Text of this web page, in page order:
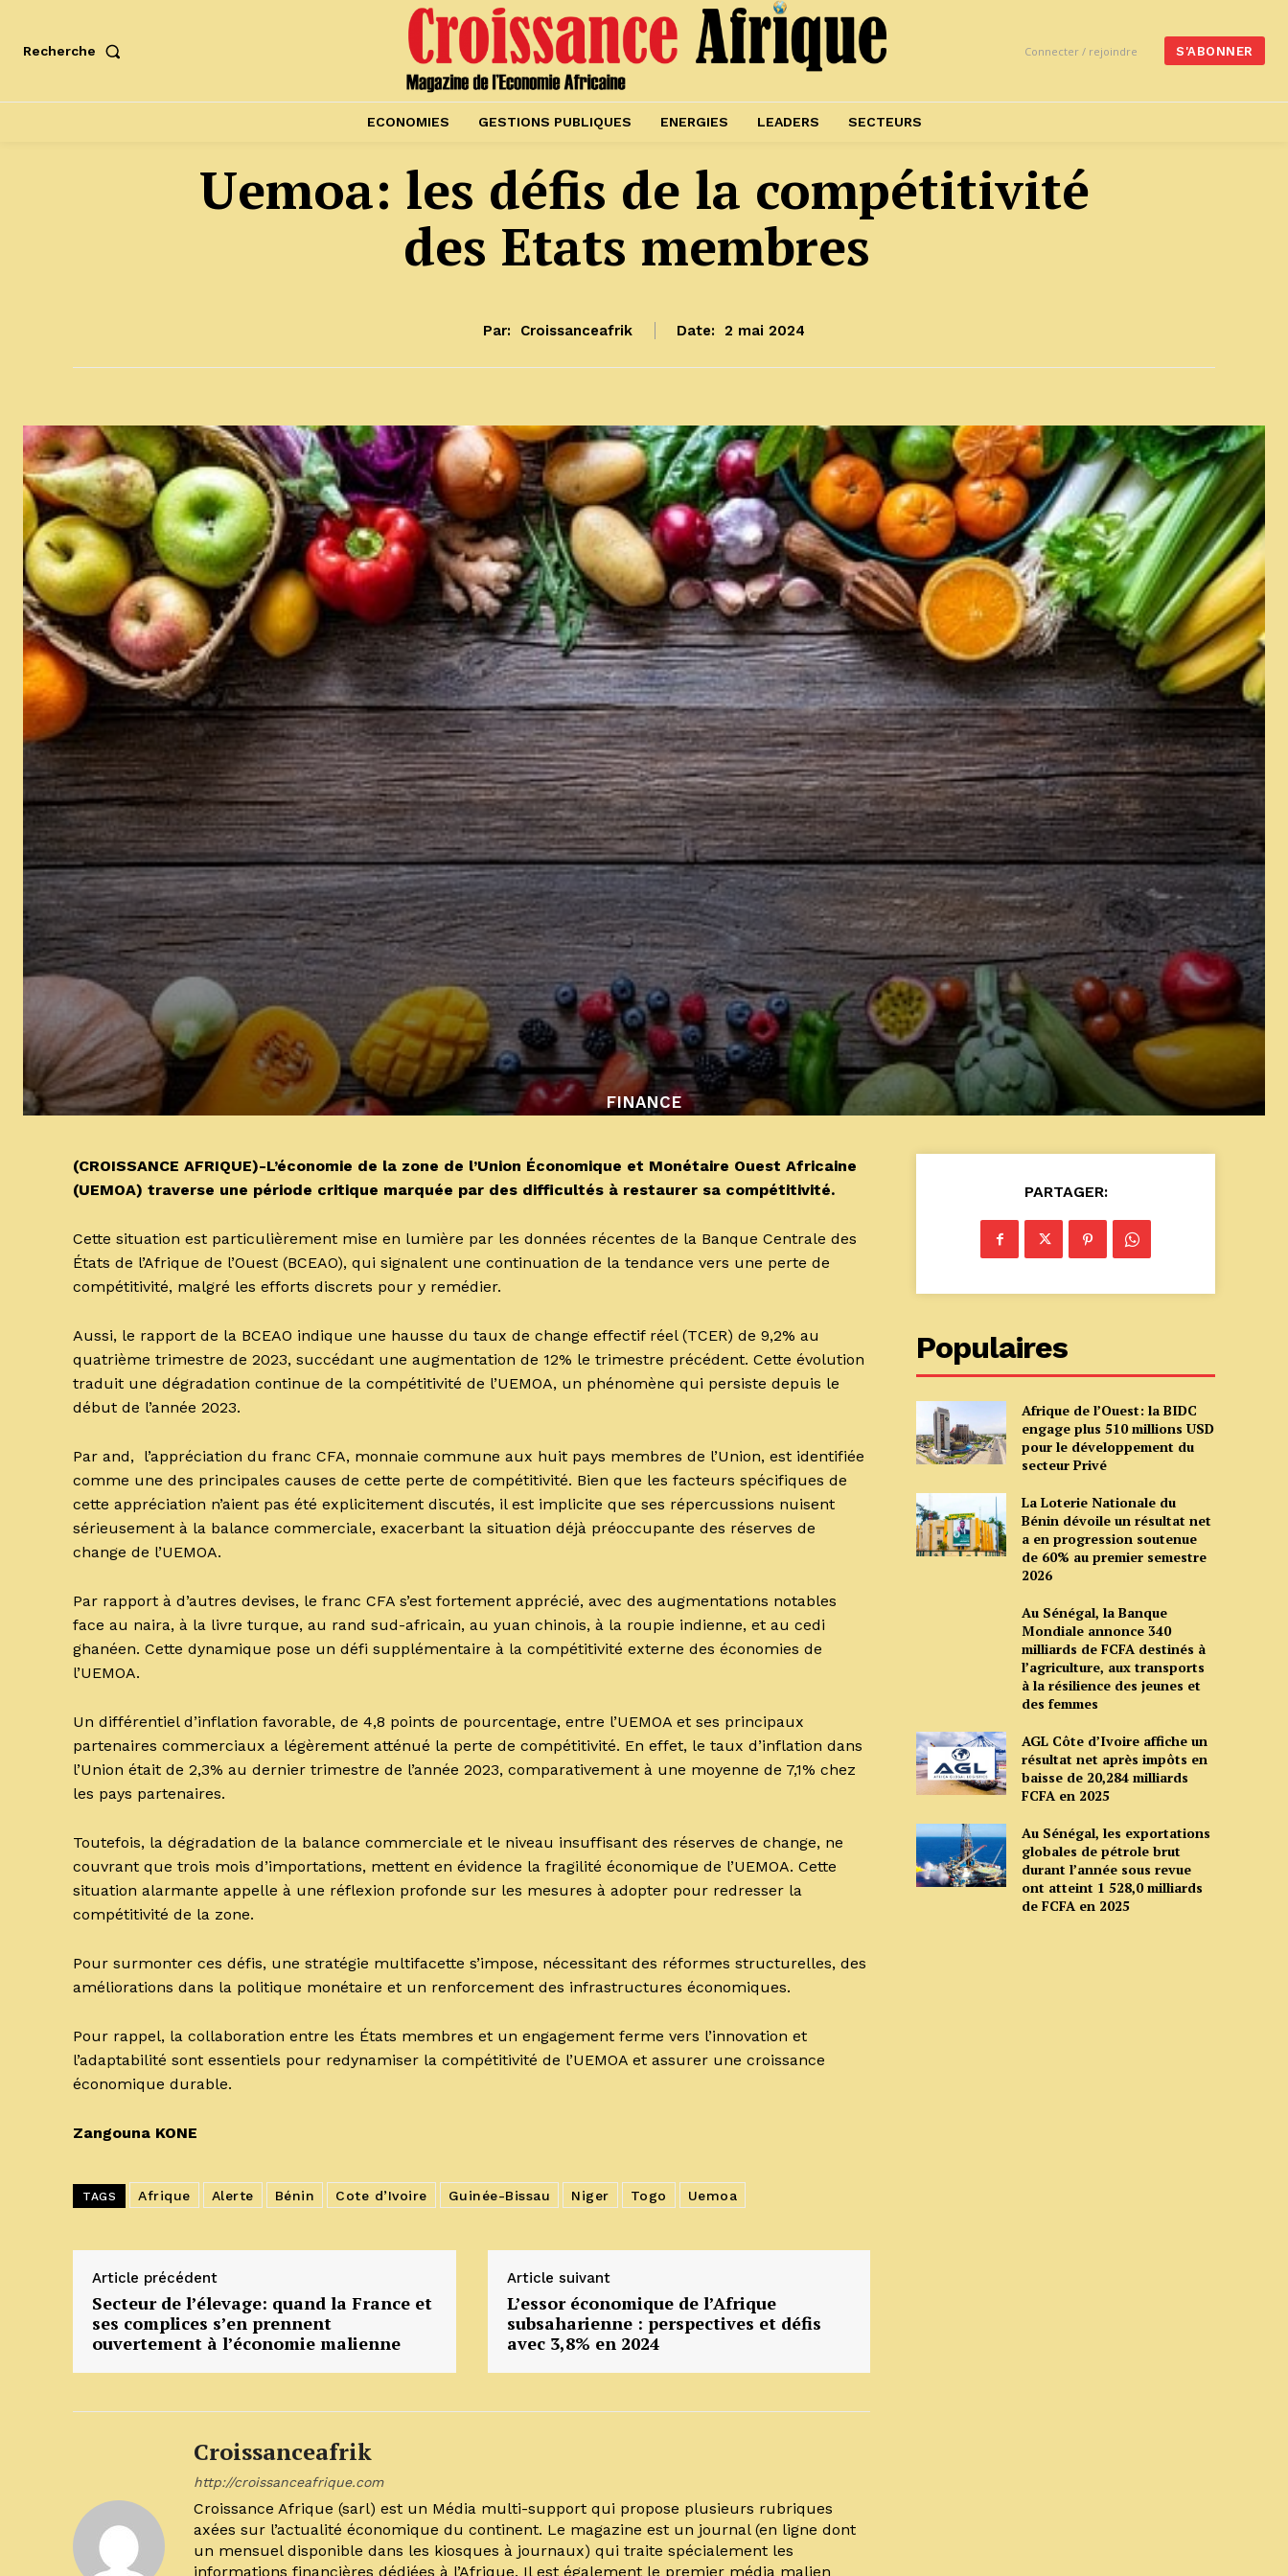
Recherche Connecter / rejoindre S'ABONNER
ECONOMIES GESTIONS PUBLIQUES ENERGIES LEADERS SECTEURS
Uemoa: les défis de la compétitivité
des Etats membres
Par: Croissanceafrik Date: 2 mai 2024
FINANCE
(CROISSANCE AFRIQUE)-L’économie de la zone de l’Union Économique et Monétaire Ouest Africaine
(UEMOA) traverse une période critique marquée par des difficultés à restaurer sa compétitivité.
Cette situation est particulièrement mise en lumière par les données récentes de la Banque Centrale des
États de l’Afrique de l’Ouest (BCEAO), qui signalent une continuation de la tendance vers une perte de
compétitivité, malgré les efforts discrets pour y remédier.
Aussi, le rapport de la BCEAO indique une hausse du taux de change effectif réel (TCER) de 9,2% au
quatrième trimestre de 2023, succédant une augmentation de 12% le trimestre précédent. Cette évolution
traduit une dégradation continue de la compétitivité de l’UEMOA, un phénomène qui persiste depuis le
début de l’année 2023.
Par and, l’appréciation du franc CFA, monnaie commune aux huit pays membres de l’Union, est identifiée
comme une des principales causes de cette perte de compétitivité. Bien que les facteurs spécifiques de
cette appréciation n’aient pas été explicitement discutés, il est implicite que ses répercussions nuisent
sérieusement à la balance commerciale, exacerbant la situation déjà préoccupante des réserves de
change de l’UEMOA.
Par rapport à d’autres devises, le franc CFA s’est fortement apprécié, avec des augmentations notables
face au naira, à la livre turque, au rand sud-africain, au yuan chinois, à la roupie indienne, et au cedi
ghanéen. Cette dynamique pose un défi supplémentaire à la compétitivité externe des économies de
l’UEMOA.
Un différentiel d’inflation favorable, de 4,8 points de pourcentage, entre l’UEMOA et ses principaux
partenaires commerciaux a légèrement atténué la perte de compétitivité. En effet, le taux d’inflation dans
l’Union était de 2,3% au dernier trimestre de l’année 2023, comparativement à une moyenne de 7,1% chez
les pays partenaires.
Toutefois, la dégradation de la balance commerciale et le niveau insuffisant des réserves de change, ne
couvrant que trois mois d’importations, mettent en évidence la fragilité économique de l’UEMOA. Cette
situation alarmante appelle à une réflexion profonde sur les mesures à adopter pour redresser la
compétitivité de la zone.
Pour surmonter ces défis, une stratégie multifacette s’impose, nécessitant des réformes structurelles, des
améliorations dans la politique monétaire et un renforcement des infrastructures économiques.
Pour rappel, la collaboration entre les États membres et un engagement ferme vers l’innovation et
l’adaptabilité sont essentiels pour redynamiser la compétitivité de l’UEMOA et assurer une croissance
économique durable.
Zangouna KONE
TAGS Afrique Alerte Bénin Cote d’Ivoire Guinée-Bissau Niger Togo Uemoa
Article précédent
Secteur de l’élevage: quand la France et
ses complices s’en prennent
ouvertement à l’économie malienne
Article suivant
L’essor économique de l’Afrique
subsaharienne : perspectives et défis
avec 3,8% en 2024
Croissanceafrik
http://croissanceafrique.com
Croissance Afrique (sarl) est un Média multi-support qui propose plusieurs rubriques
axées sur l’actualité économique du continent. Le magazine est un journal (en ligne dont
un mensuel disponible dans les kiosques à journaux) qui traite spécialement les
informations financières dédiées à l’Afrique. Il est également le premier média malien
PARTAGER:
Populaires
Afrique de l’Ouest: la BIDC
engage plus 510 millions USD
pour le développement du
secteur Privé
La Loterie Nationale du
Bénin dévoile un résultat net
a en progression soutenue
de 60% au premier semestre
2026
Au Sénégal, la Banque
Mondiale annonce 340
milliards de FCFA destinés à
l’agriculture, aux transports
à la résilience des jeunes et
des femmes
AGL Côte d’Ivoire affiche un
résultat net après impôts en
baisse de 20,284 milliards
FCFA en 2025
Au Sénégal, les exportations
globales de pétrole brut
durant l’année sous revue
ont atteint 1 528,0 milliards
de FCFA en 2025